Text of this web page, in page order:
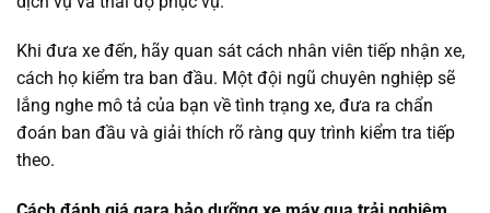
Khi đưa xe đến, hãy quan sát cách nhân viên tiếp nhận xe,
cách họ kiểm tra ban đầu. Một đội ngũ chuyên nghiệp sẽ
lắng nghe mô tả của bạn về tình trạng xe, đưa ra chẩn
đoán ban đầu và giải thích rõ ràng quy trình kiểm tra tiếp
theo.